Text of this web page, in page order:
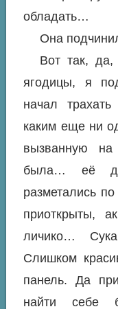
обладать…
Она
Вот так,
ягодицы, я
начал
каким еще ни
вызванную
была… её
разметались
приоткрыты,
личико…
Слишком
панель. Да
найти себе